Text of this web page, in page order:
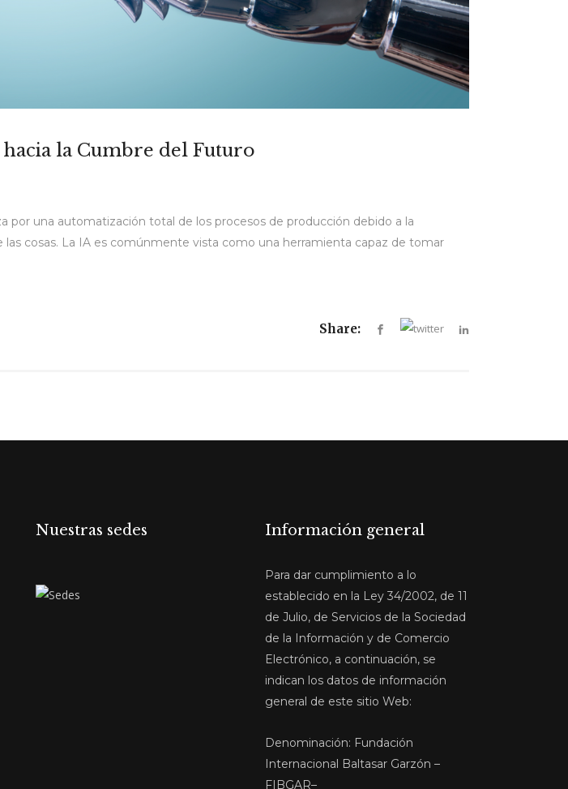
la Cumbre del Futuro
una automatización total de los procesos de producción debido a la
cosas. La IA es comúnmente vista como una herramienta capaz de tomar
Share:
Nuestras sedes Información general
Para dar cumplimiento a lo
establecido en la Ley 34/2002, de 11
de Julio, de Servicios de la Sociedad
de la Información y de Comercio
Electrónico, a continuación, se
indican los datos de información
general de este sitio Web:
Denominación: Fundación
Internacional Baltasar Garzón –
FIBGAR–